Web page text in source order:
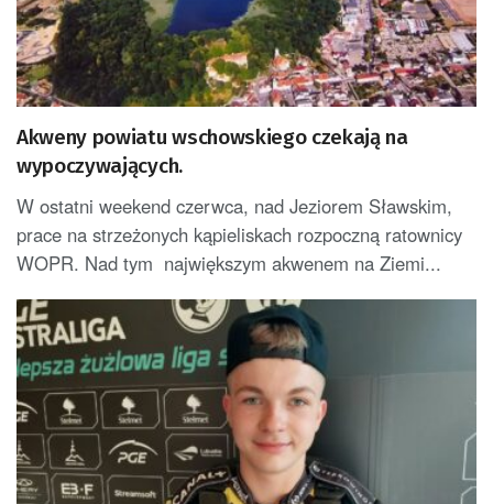
Akweny powiatu wschowskiego czekają na
wypoczywających.
W ostatni weekend czerwca, nad Jeziorem Sławskim,
prace na strzeżonych kąpieliskach rozpoczną ratownicy
WOPR. Nad tym największym akwenem na Ziemi...